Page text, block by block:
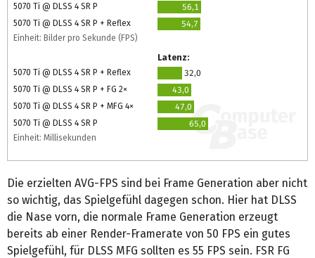
5070 Ti @ DLSS 4 SR P
56,1
5070 Ti @ DLSS 4 SR P + Reflex
54,7
Einheit: Bilder pro Sekunde (FPS)
Latenz:
5070 Ti @ DLSS 4 SR P + Reflex
32,0
5070 Ti @ DLSS 4 SR P + FG 2×
43,0
5070 Ti @ DLSS 4 SR P + MFG 4×
47,0
5070 Ti @ DLSS 4 SR P
65,0
Einheit: Millisekunden
Die erzielten AVG-FPS sind bei Frame Generation aber nicht
so wichtig, das Spielgefühl dagegen schon. Hier hat DLSS
die Nase vorn, die normale Frame Generation erzeugt
bereits ab einer Render-Framerate von 50 FPS ein gutes
Spielgefühl, für DLSS MFG sollten es 55 FPS sein. FSR FG